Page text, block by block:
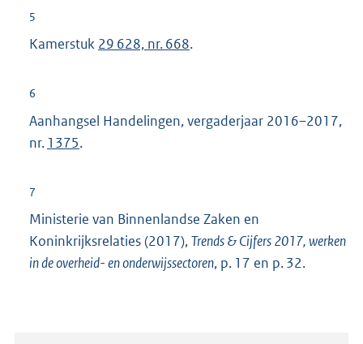
5
Kamerstuk 29 628, nr. 668.
6
Aanhangsel Handelingen, vergaderjaar 2016–2017,
nr. 1375.
7
Ministerie van Binnenlandse Zaken en
Koninkrijksrelaties (2017),Trends & Cijfers 2017, werken
in de overheid- en onderwijssectoren, p. 17 en p. 32.